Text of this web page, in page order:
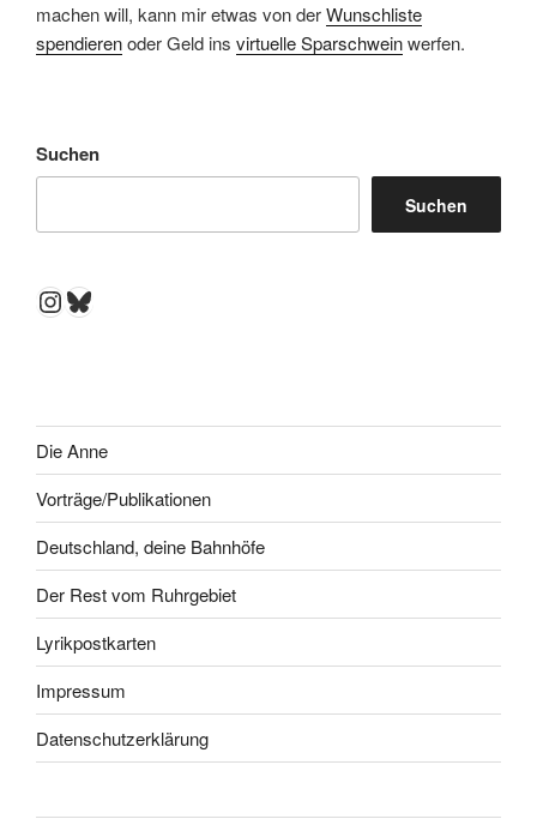
machen will, kann mir etwas von derWunschliste
spendierenoder Geld ins virtuelle Sparschweinwerfen.
Suchen
Suchen
Instagram
Bluesky
Die Anne
Vorträge/Publikationen
Deutschland, deine Bahnhöfe
Der Rest vom Ruhrgebiet
Lyrikpostkarten
Impressum
Datenschutzerklärung